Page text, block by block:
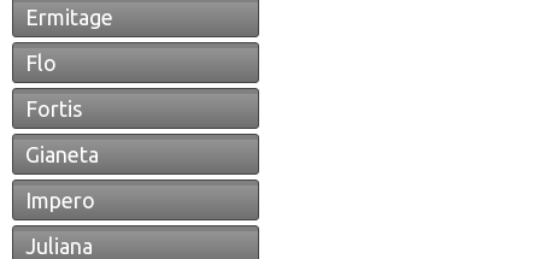
Ermitage
Flo
Fortis
Gianeta
Impero
Juliana